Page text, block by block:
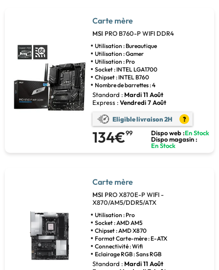
Carte mère
MSI PRO B760-P WIFI DDR4
Utilisation : Bureautique
Utilisation : Gamer
Utilisation : Pro
Socket : INTEL LGA1700
Chipset : INTEL B760
Nombre de barrettes : 4
Standard : Mardi 11 Août
Express :Vendredi 7 Août
Eligible livraison 2H ?
134€99 Dispo web :En Stock
Dispo magasin :
En Stock
Carte mère
MSI PRO X870E-P WIFI -
X870/AM5/DDR5/ATX
Utilisation : Pro
Socket : AMD AM5
Chipset : AMD X870
Format Carte-mère : E-ATX
Connectivité : Wifi
Eclairage RGB : Sans RGB
Standard : Mardi 11 Août